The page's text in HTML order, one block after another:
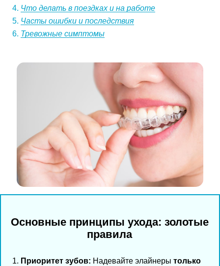
Что делать в поездках и на работе
Часты ошибки и последствия
Тревожные симптомы
Основные принципы ухода: золотые
правила
Приоритет зубов: Надевайте элайнеры только